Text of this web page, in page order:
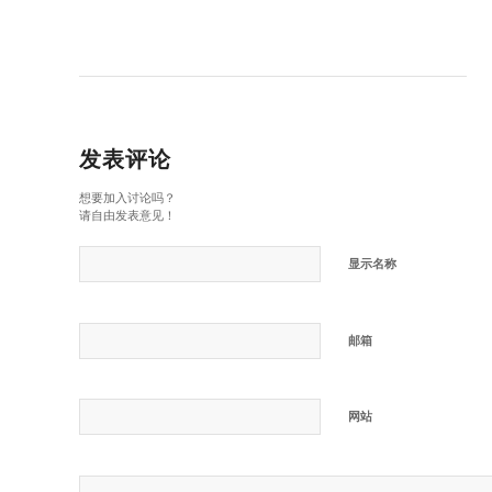
发表评论
想要加入讨论吗？
请自由发表意见！
显示名称
邮箱
网站